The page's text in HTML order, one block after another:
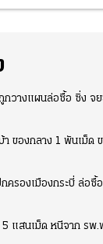
กวางแผนล่อซื้อ ซิ่ง จ
ของกลาง 1 พันเม็ด
ครองเมืองกระบี่ ล่อซื้
5 แสนเม็ด หนีจาก รพ